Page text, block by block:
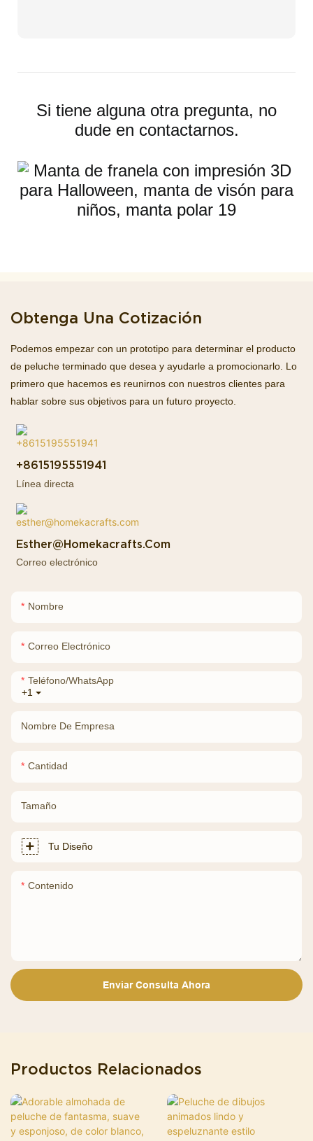
Si tiene alguna otra pregunta, no
dude en contactarnos.
Obtenga Una Cotización
Podemos empezar con un prototipo para determinar el producto
de peluche terminado que desea y ayudarle a promocionarlo. Lo
primero que hacemos es reunirnos con nuestros clientes para
hablar sobre sus objetivos para un futuro proyecto.
+8615195551941
Línea directa
Esther@homekacrafts.com
Correo electrónico
Nombre
Correo Electrónico
+1
Teléfono/WhatsApp
Nombre De Empresa
Cantidad
Tamaño
Tu Diseño
Contenido
Enviar Consulta Ahora
Productos Relacionados